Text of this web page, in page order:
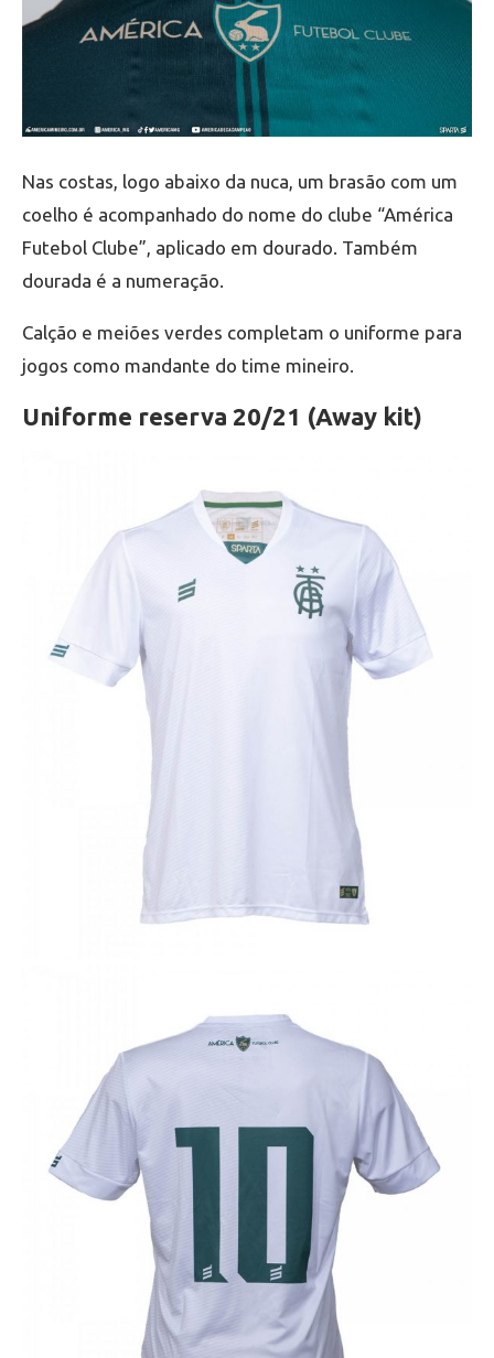
Nas costas, logo abaixo da nuca, um brasão com um
coelho é acompanhado do nome do clube “América
Futebol Clube”, aplicado em dourado. Também
dourada é a numeração.
Calção e meiões verdes completam o uniforme para
jogos como mandante do time mineiro.
Uniforme reserva 20/21 (Away kit)